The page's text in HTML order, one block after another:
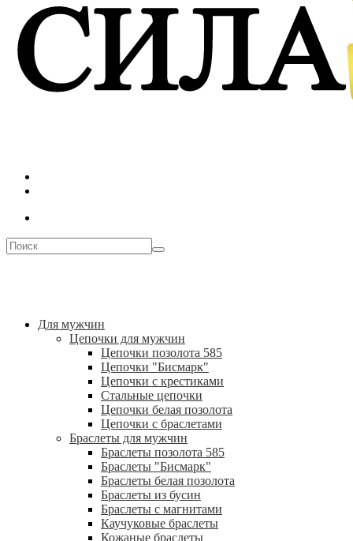
Для мужчин
Цепочки для мужчин
Цепочки позолота 585
Цепочки "Бисмарк"
Цепочки с крестиками
Стальные цепочки
Цепочки белая позолота
Цепочки с браслетами
Браслеты для мужчин
Браслеты позолота 585
Браслеты "Бисмарк"
Браслеты белая позолота
Браслеты из бусин
Браслеты с магнитами
Каучуковые браслеты
Кожаные браслеты